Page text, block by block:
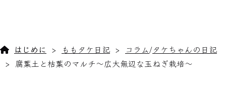
はじめに ももタケ日記 コラム/タケちゃんの日記
腐葉土と枯葉のマルチ〜広大無辺な玉ねぎ栽培〜